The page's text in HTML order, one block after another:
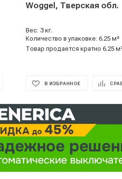
Woggel, Тверская обл.
Вес: 3 кг.
Количество в упаковке: 6.25 м²
Товар продается кратно 6.25
В ИЗБРАННОЕ